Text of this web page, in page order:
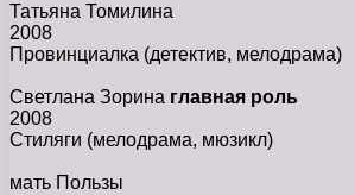
Татьяна Томилина
2008
Провинциалка (детектив, мелодрама)
Светлана Зорина главная роль
2008
Стиляги (мелодрама, мюзикл)
мать Пользы